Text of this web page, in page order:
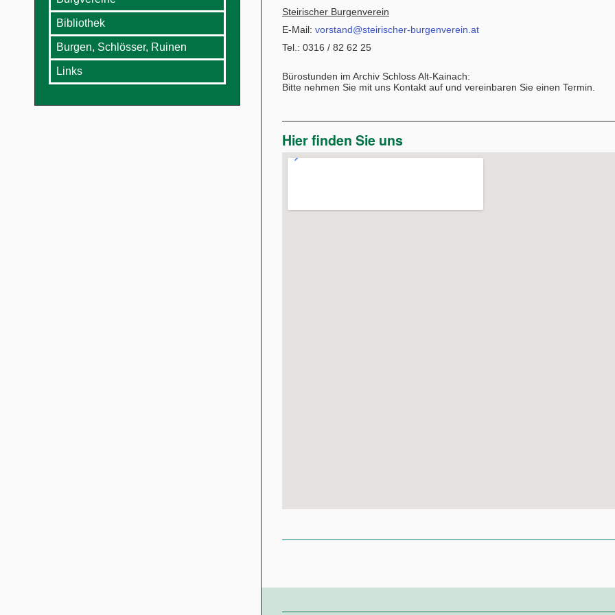
Bibliothek
Burgen, Schlösser, Ruinen
Links
Steirischer Burgenverein
E-Mail: vorstand@steirischer-burgenverein.at
Tel.: 0316 / 82 62 25
Bürostunden im Archiv Schloss Alt-Kainach:
Bitte nehmen Sie mit uns Kontakt auf und vereinbaren Sie einen Termin.
Hier finden Sie uns